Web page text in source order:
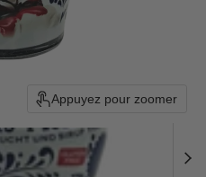
Appuyez pour zoomer